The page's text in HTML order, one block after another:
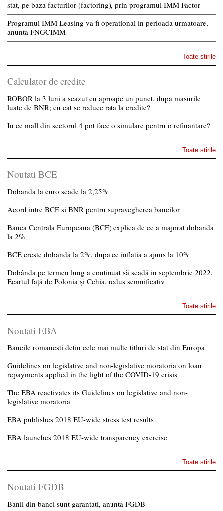
stat, pe baza facturilor (factoring), prin programul IMM Factor
Programul IMM Leasing va fi operational in perioada urmatoare,
anunta FNGCIMM
Toate stirile
Calculator de credite
ROBOR la 3 luni a scazut cu aproape un punct, dupa masurile
luate de BNR; cu cat se reduce rata la credite?
In ce mall din sectorul 4 pot face o simulare pentru o refinantare?
Toate stirile
Noutati BCE
Dobanda la euro scade la 2,25%
Acord intre BCE si BNR pentru supravegherea bancilor
Banca Centrala Europeana (BCE) explica de ce a majorat dobanda
la 2%
BCE creste dobanda la 2%, dupa ce inflatia a ajuns la 10%
Dobânda pe termen lung a continuat să scadă in septembrie 2022.
Ecartul față de Polonia și Cehia, redus semnificativ
Toate stirile
Noutati EBA
Bancile romanesti detin cele mai multe titluri de stat din Europa
Guidelines on legislative and non-legislative moratoria on loan
repayments applied in the light of the COVID-19 crisis
The EBA reactivates its Guidelines on legislative and non-
legislative moratoria
EBA publishes 2018 EU-wide stress test results
EBA launches 2018 EU-wide transparency exercise
Toate stirile
Noutati FGDB
Banii din banci sunt garantati, anunta FGDB